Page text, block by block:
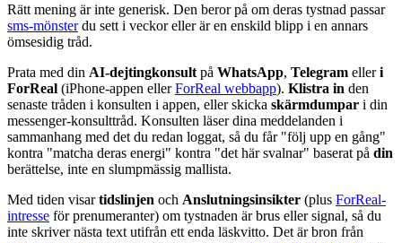
Rätt mening är inte generisk. Den beror på om deras tystnad passar
sms-mönsterdu sett i veckor eller är en enskild blipp i en annars
ömsesidig tråd.
Prata med din AI-dejtingkonsult på WhatsApp, Telegram elleri
ForReal (iPhone-appen ellerForReal webbapp). Klistra in den
senaste tråden i konsulten i appen, eller skicka skärmdumpar i din
messenger-konsulttråd. Konsulten läser dina meddelanden i
sammanhang med det du redan loggat, så du får "följ upp en gång"
kontra "matcha deras energi" kontra "det här svalnar" baserat på din
berättelse, inte en slumpmässig mallista.
Med tiden visartidslinjen och Anslutningsinsikter (plus ForReal-
intresse för prenumeranter) om tystnaden är brus eller signal, så du
inte skriver nästa text utifrån ett enda läskvitto. Det är bron från